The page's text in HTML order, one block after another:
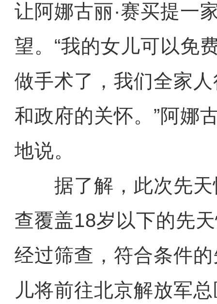
让阿娜古丽·赛买提一
望。“我的女儿可以免
做手术了，我们全家
和政府的关怀。”阿娜
地说。
据了解，此次先天
查覆盖18岁以下的先
经过筛查，符合条件
儿将前往北京解放军